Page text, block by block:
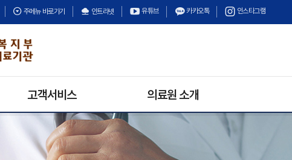
주메뉴 바로가기 인트라넷 유튜브 카카오톡 인스타그램
고객서비스
의료원 소식
채용정보
의료원 소개
의료원장 인사말
미션과 비전